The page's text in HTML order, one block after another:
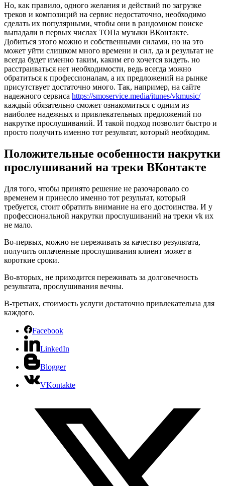
Но, как правило, одного желания и действий по загрузке
треков и композиций на сервис недостаточно, необходимо
сделать их популярными, чтобы они в рандомном поиске
выпадали в первых числах ТОПа музыки ВКонтакте.
Добиться этого можно и собственными силами, но на это
может уйти слишком много времени и сил, да и результат не
всегда будет именно таким, каким его хочется видеть. но
расстраиваться нет необходимости, ведь всегда можно
обратиться к профессионалам, а их предложений на рынке
присутствует достаточно много. Так, например, на сайте
надежного сервиса https://smoservice.media/itunes/vkmusic/
каждый обязательно сможет ознакомиться с одним из
наиболее надежных и привлекательных предложений по
накрутке прослушиваний. И такой подход позволит быстро и
просто получить именно тот результат, который необходим.
Положительные особенности накрутки
прослушиваний на треки ВКонтакте
Для того, чтобы принято решение не разочаровало со
временем и принесло именно тот результат, который
требуется, стоит обратить внимание на его достоинства. И у
профессиональной накрутки прослушиваний на треки vk их
не мало.
Во-первых, можно не переживать за качество результата,
получить оплаченные прослушивания клиент может в
короткие сроки.
Во-вторых, не приходится переживать за долговечность
результата, прослушивания вечны.
В-третьих, стоимость услуги достаточно привлекательна для
каждого.
Facebook
LinkedIn
Blogger
VKontakte